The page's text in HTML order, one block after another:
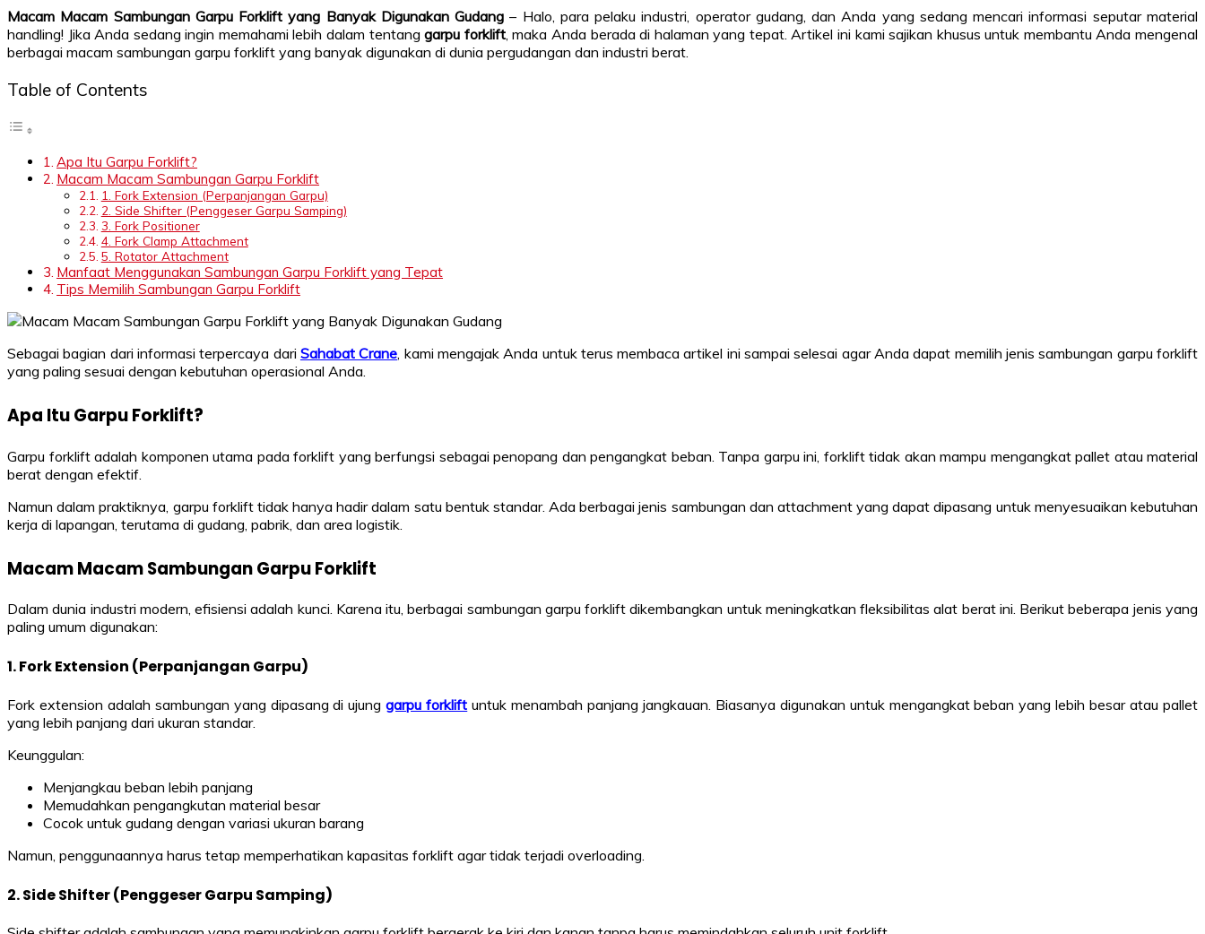
Macam Macam Sambungan Garpu Forklift yang Banyak Digunakan Gudang – Halo, para pelaku industri, operator gudang, dan Anda yang sedang mencari informasi seputar material
handling! Jika Anda sedang ingin memahami lebih dalam tentanggarpu forklift, maka Anda berada di halaman yang tepat. Artikel ini kami sajikan khusus untuk membantu Anda mengenal
berbagai macam sambungan garpu forklift yang banyak digunakan di dunia pergudangan dan industri berat.
Table of Contents
Apa Itu Garpu Forklift?
Macam Macam Sambungan Garpu Forklift
1. Fork Extension (Perpanjangan Garpu)
2. Side Shifter (Penggeser Garpu Samping)
3. Fork Positioner
4. Fork Clamp Attachment
5. Rotator Attachment
Manfaat Menggunakan Sambungan Garpu Forklift yang Tepat
Tips Memilih Sambungan Garpu Forklift
Sebagai bagian dari informasi terpercaya dari Sahabat Crane , kami mengajak Anda untuk terus membaca artikel ini sampai selesai agar Anda dapat memilih jenis sambungan garpu forklift
yang paling sesuai dengan kebutuhan operasional Anda.
Apa Itu Garpu Forklift?
Garpu forklift adalah komponen utama pada forklift yang berfungsi sebagai penopang dan pengangkat beban. Tanpa garpu ini, forklift tidak akan mampu mengangkat pallet atau material
berat dengan efektif.
Namun dalam praktiknya, garpu forklift tidak hanya hadir dalam satu bentuk standar. Ada berbagai jenis sambungan dan attachment yang dapat dipasang untuk menyesuaikan kebutuhan
kerja di lapangan, terutama di gudang, pabrik, dan area logistik.
Macam Macam Sambungan Garpu Forklift
Dalam dunia industri modern, efisiensi adalah kunci. Karena itu, berbagai sambungan garpu forklift dikembangkan untuk meningkatkan fleksibilitas alat berat ini. Berikut beberapa jenis yang
paling umum digunakan:
1. Fork Extension (Perpanjangan Garpu)
Fork extension adalah sambungan yang dipasang di ujunggarpu forklift untuk menambah panjang jangkauan. Biasanya digunakan untuk mengangkat beban yang lebih besar atau pallet
yang lebih panjang dari ukuran standar.
Keunggulan:
Menjangkau beban lebih panjang
Memudahkan pengangkutan material besar
Cocok untuk gudang dengan variasi ukuran barang
Namun, penggunaannya harus tetap memperhatikan kapasitas forklift agar tidak terjadi overloading.
2. Side Shifter (Penggeser Garpu Samping)